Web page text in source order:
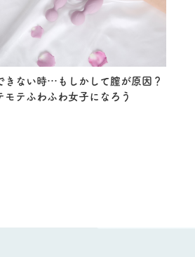
きない時…もしかして膣が原因？
モテふわふわ女子になろう